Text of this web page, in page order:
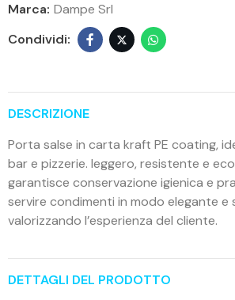
Marca: Dampe Srl
DESCRIZIONE
Porta salse in carta kraft PE coating,
bar e pizzerie. leggero, resistente e
garantisce conservazione igienica e
servire condimenti in modo elegante e
valorizzando l’esperienza del cliente.
DETTAGLI DEL PRODOTTO